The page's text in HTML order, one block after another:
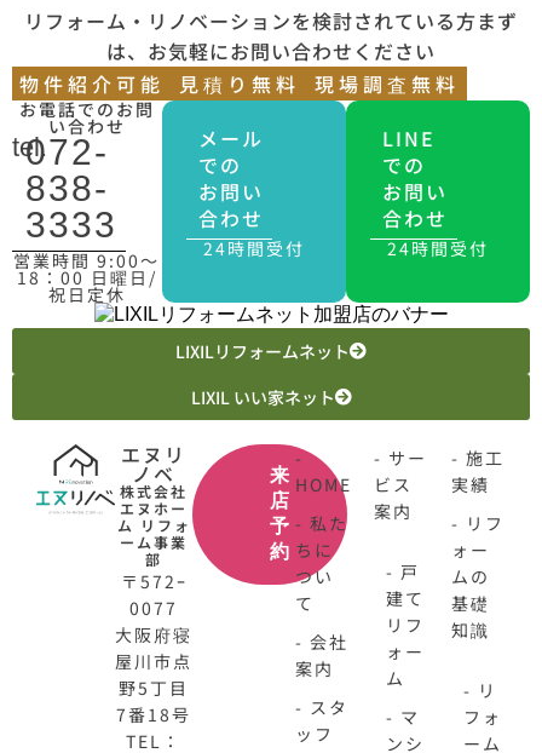
リフォーム・リノベーションを検討されている方まず
は、お気軽にお問い合わせください
物件紹介可能
見積り無料 現場調査無料
お電話でのお問
い合わせ
tel.
072-
838-
3333
営業時間 9:00〜
18：00 日曜日/
祝日定休
メール
での
お問い
合わせ
24時間受付
LINE
での
お問い
合わせ
24時間受付
LIXILリフォームネット
LIXIL いい家ネット
エヌリ
ノベ
株式会社
エヌホー
ム リフォ
ーム事業
部
〒572ｰ
0077
大阪府寝
屋川市点
野5丁目
7番18号
TEL：
来
店
予
約
-
HOME
- 私た
ちに
つい
て
- 会社
案内
- スタ
ッフ
- サー
ビス
案内
- 戸
建て
リフ
ォー
ム
- マ
ンシ
- 施工
実績
- リフ
ォー
ムの
基礎
知識
- リ
フォ
ーム